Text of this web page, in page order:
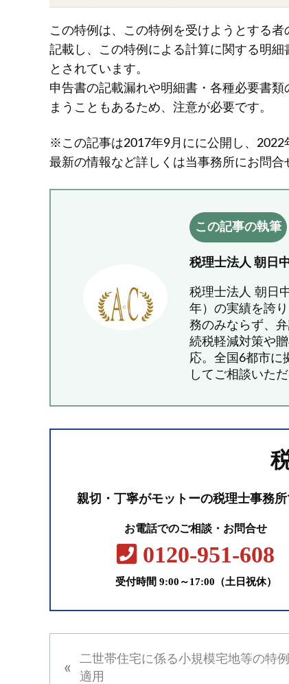
この特例は、この特例を受けようとする
記載し、この特例による計算に関する明
とされています。
申告書の記載漏れや明細書・各種必要書
まうこともあるため、注意が必要です。
※この記事は2017年9月にに公開し、2022
最新の情報など詳しくは当事務所にお問合
この記事の執筆
税理士法人 朝日
税理士法人 朝日
年）の実績を誇
務のみならず、
続税軽減対策や
応。全国6都市に
してご相談いただ
親切・丁寧がモットーの税理士事務
お電話でのご相談・お問合せ
0120-951-608
受付時間 9:00～17:00（土日祝休）
の
«
二世帯住宅に係る小規模宅地等の特
適用